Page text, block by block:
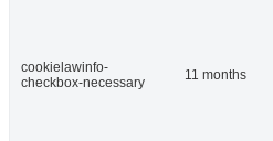
cookielawinfo-
checkbox-necessary
11 months